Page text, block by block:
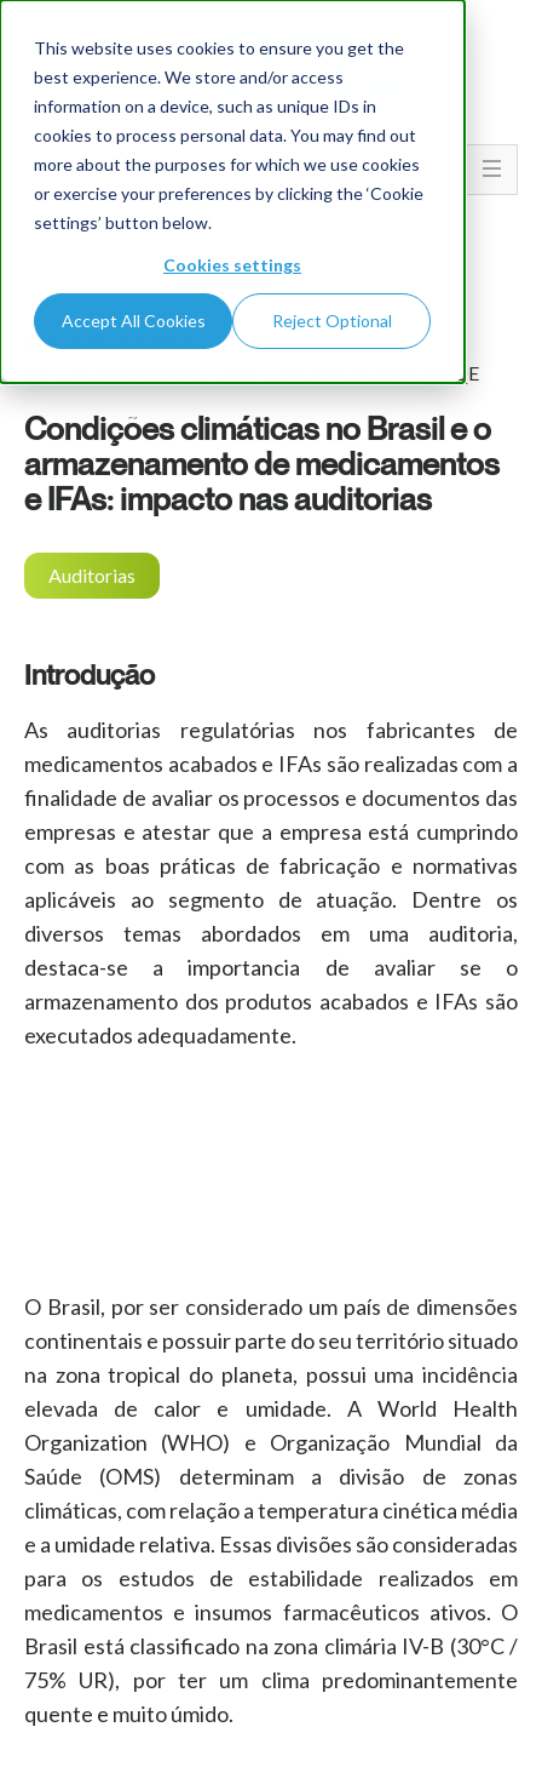
This website uses cookies to ensure you get the
best experience. We store and/or access
information on a device, such as unique IDs in
cookies to process personal data. You may find out
more about the purposes for which we use cookies
or exercise your preferences by clicking the ‘Cookie
settings’ button below.
Cookies settings
Accept All Cookies Reject Optional
Go To...
Joyce Mandarino
por Joyce Mandarino , GMP Compliance Expert @PQE
Condições climáticas no Brasil e o
armazenamento de medicamentos
e IFAs: impacto nas auditorias
Auditorias
Introdução
As auditorias regulatórias nos fabricantes de
medicamentos acabados e IFAs são realizadas com a
finalidade de avaliar os processos e documentos das
empresas e atestar que a empresa está cumprindo
com as boas práticas de fabricação e normativas
aplicáveis ao segmento de atuação. Dentre os
diversos temas abordados em uma auditoria,
destaca-se a importancia de avaliar se o
armazenamento dos produtos acabados e IFAs são
executados adequadamente.
O Brasil, por ser considerado um país de dimensões
continentais e possuir parte do seu território situado
na zona tropical do planeta, possui uma incidência
elevada de calor e umidade. A World Health
Organization (WHO) e Organização Mundial da
Saúde (OMS) determinam a divisão de zonas
climáticas, com relação a temperatura cinética média
e a umidade relativa. Essas divisões são consideradas
para os estudos de estabilidade realizados em
medicamentos e insumos farmacêuticos ativos. O
Brasil está classificado na zona climária IV-B (30°C /
75% UR), por ter um clima predominantemente
quente e muito úmido.